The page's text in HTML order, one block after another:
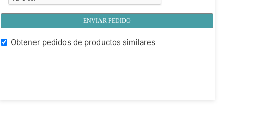
ENVIAR PEDIDO
Obtener pedidos de productos similares